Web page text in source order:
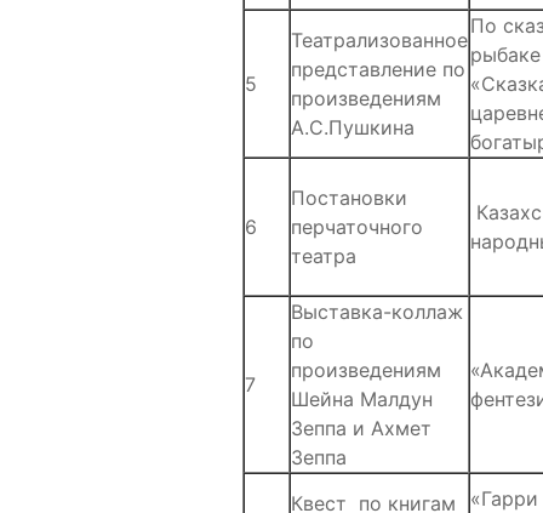
5
Театрализованное
представление по
произведениям
А.С.Пушкина
По
6
Постановки
перчаточного
театра
7
Выставка-коллаж
по
произведениям
Шейна Малдун
Зеппа и Ахмет
Зеппа
Квест по книгам